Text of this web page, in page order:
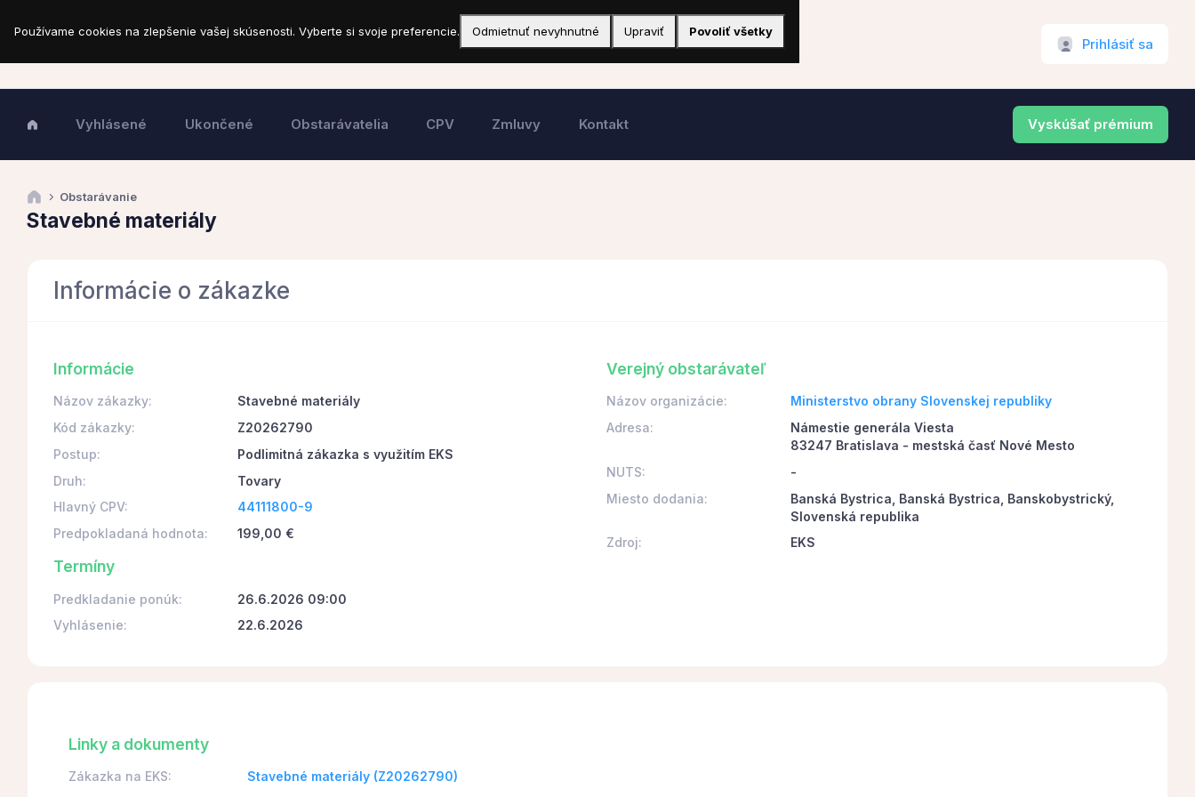
Prihlásiť sa
Vyhlásené Ukončené Obstarávatelia CPV Zmluvy Kontakt Vyskúšať prémium
Obstarávanie
Stavebné materiály
Informácie o zákazke
Informácie
Názov zákazky:
Stavebné materiály
Kód zákazky:
Z20262790
Postup:
Podlimitná zákazka s využitím EKS
Druh:
Tovary
Hlavný CPV:
44111800-9
Predpokladaná hodnota:
199,00 €
Termíny
Predkladanie ponúk:
26.6.2026 09:00
Vyhlásenie:
22.6.2026
Verejný obstarávateľ
Názov organizácie:
Ministerstvo obrany Slovenskej republiky
Adresa:
Námestie generála Viesta
83247 Bratislava - mestská časť Nové Mesto
NUTS:
-
Miesto dodania:
Banská Bystrica, Banská Bystrica, Banskobystrický,
Slovenská republika
Zdroj:
EKS
Linky a dokumenty
Zákazka na EKS: Stavebné materiály (Z20262790)
Používame cookies na zlepšenie vašej skúsenosti. Vyberte si svoje preferencie. Odmietnuť nevyhnutné Upraviť Povoliť všetky